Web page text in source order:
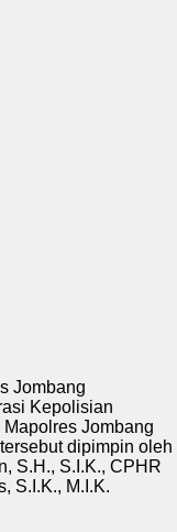
Jombang
Kepolisian
Jombang
dipimpin oleh
S.H., S.I.K., CPHR
S.I.K., M.I.K.